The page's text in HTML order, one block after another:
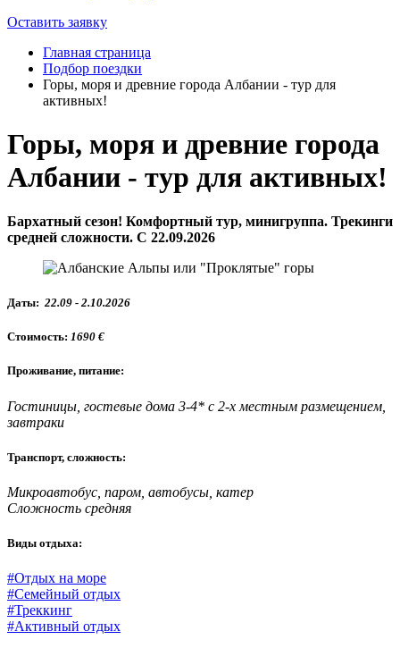
Оставить заявку
Главная страница
Подбор поездки
Горы, моря и древние города Албании - тур для
активных!
Горы, моря и древние города
Албании - тур для активных!
Бархатный сезон! Комфортный тур, минигруппа. Трекинги
средней сложности. С 22.09.2026
Даты: 22.09 - 2.10.2026
Стоимость: 1690 €
Проживание, питание:
Гостиницы, гостевые дома 3-4* с 2-х местным размещением,
завтраки
Транспорт, сложность:
Микроавтобус, паром, автобусы, катер
Сложность средняя
Виды отдыха:
#Отдых на море
#Семейный отдых
#Треккинг
#Активный отдых